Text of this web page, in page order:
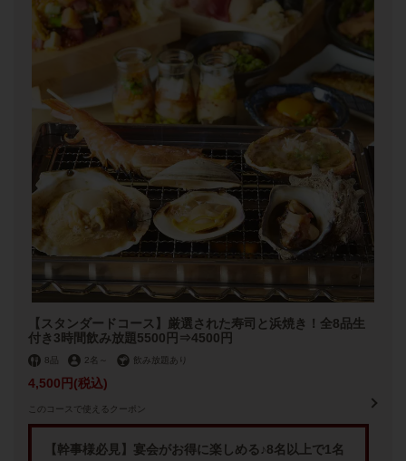
【スタンダードコース】厳選された寿司と浜焼き！全8品生
付き3時間飲み放題5500円⇒4500円
8品 2名 ～ 飲み放題あり
4,500円 (税込)
このコースで使えるクーポン
【幹事様必見】宴会がお得に楽しめる♪8名以上で1名